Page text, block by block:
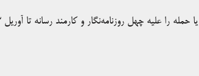
چهل روزنامه‌نگار و کارمند رسانه تا آوریل ۲۰۲۳ ثبت کرده است.